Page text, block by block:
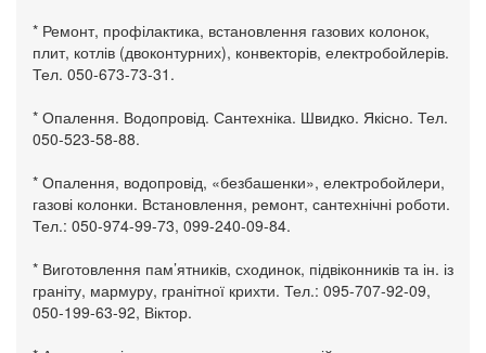
* Ремонт, профілактика, встановлення газових колонок,
плит, котлів (двоконтурних), конвекторів, електробойлерів.
Тел. 050-673-73-31.
* Опалення. Водопровід. Сантехніка. Швидко. Якісно. Тел.
050-523-58-88.
* Опалення, водопровід, «безбашенки», електробойлери,
газові колонки. Встановлення, ремонт, сантехнічні роботи.
Тел.: 050-974-99-73, 099-240-09-84.
* Виготовлення пам’ятників, сходинок, підвіконників та ін. із
граніту, мармуру, гранітної крихти. Тел.: 095-707-92-09,
050-199-63-92, Віктор.